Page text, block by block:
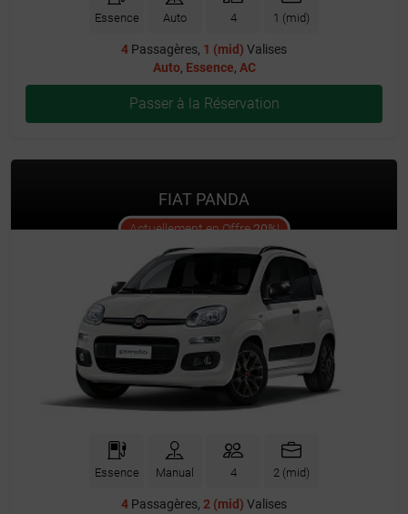
Essence Auto 4 1 (mid)
4 Passagères, 1 (mid) Valises
Auto, Essence, AC
Passer à la Réservation
FIAT PANDA
Actuellement en Offre20%!offer
Essence Manual 4 2 (mid)
4 Passagères, 2 (mid) Valises